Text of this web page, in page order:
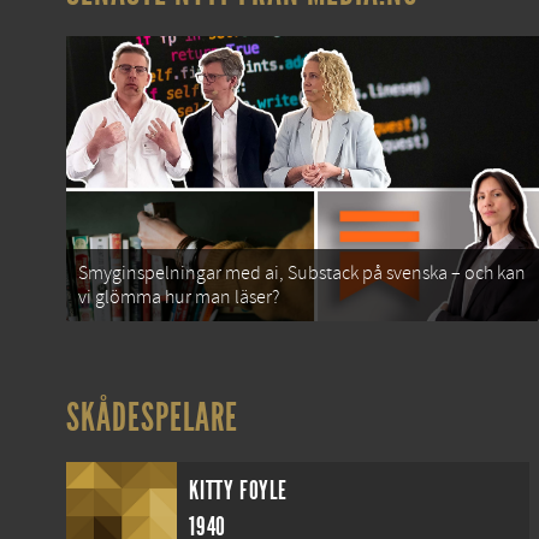
Smyginspelningar med ai, Substack på svenska – och kan
vi glömma hur man läser?
SKÅDESPELARE
KITTY FOYLE
1940